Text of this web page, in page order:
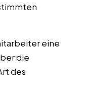
eine
die
des